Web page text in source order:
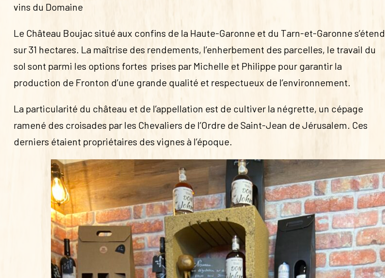
vins du Domaine
Le Château Boujac situé aux confins de la Haute-Garonne et du Tarn-et-Garonne s’étend
sur 31 hectares. La maîtrise des rendements, l’enherbement des parcelles, le travail du
sol sont parmi les options fortes prises par Michelle et Philippe pour garantir la
production de Fronton d’une grande qualité et respectueux de l’environnement.
La particularité du château et de l’appellation est de cultiver la négrette, un cépage
ramené des croisades par les Chevaliers de l’Ordre de Saint-Jean de Jérusalem. Ces
derniers étaient propriétaires des vignes à l’époque.